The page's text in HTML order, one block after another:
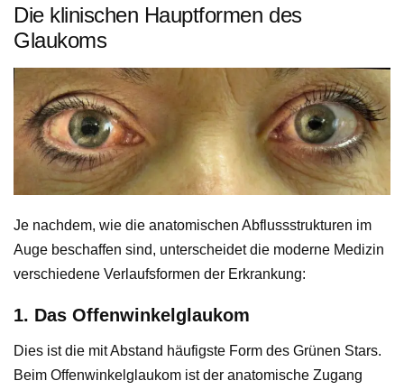
Die klinischen Hauptformen des
Glaukoms
Je nachdem, wie die anatomischen Abflussstrukturen im
Auge beschaffen sind, unterscheidet die moderne Medizin
verschiedene Verlaufsformen der Erkrankung:
1. Das Offenwinkelglaukom
Dies ist die mit Abstand häufigste Form des Grünen Stars.
Beim Offenwinkelglaukom ist der anatomische Zugang